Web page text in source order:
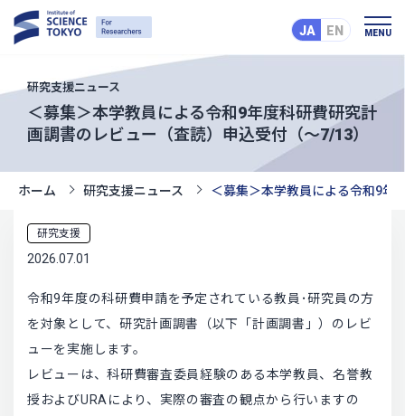
JA EN MENU
研究支援ニュース
＜募集＞本学教員による令和9年度科研費研究計
画調書のレビュー（査読）申込受付（～7/13）
ホーム 研究支援ニュース ＜募集＞本学教員による令和9年
研究支援
2026.07.01
令和9年度の科研費申請を予定されている教員･研究員の方
を対象として、研究計画調書（以下「計画調書」）のレビ
ューを実施します。
レビューは、科研費審査委員経験のある本学教員、名誉教
授およびURAにより、実際の審査の観点から行いますの